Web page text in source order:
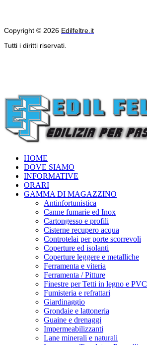
Copyright © 2026 Edilfeltre.it
Tutti i diritti riservati.
HOME
DOVE SIAMO
INFORMATIVE
ORARI
GAMMA DI MAGAZZINO
Antinfortunistica
Canne fumarie ed Inox
Cartongesso e profili
Cisterne recupero acqua
Controtelai per porte scorrevoli
Coperture ed isolanti
Coperture leggere e metalliche
Ferramenta e viteria
Ferramenta / Pitture
Finestre per Tetti in legno e PVC
Fumisteria e refrattari
Giardinaggio
Grondaie e lattoneria
Guaine e drenaggi
Impermeabilizzanti
Lane minerali e naturali